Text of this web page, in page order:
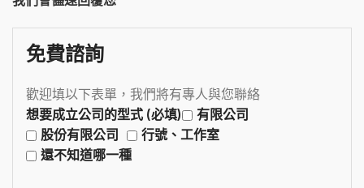
免費諮詢
歡迎填以下表單，我們將有專人與您聯絡
想要成立公司的型式 (必填)
有限公司
股份有限公司
行號、工作室
還不知道哪一種